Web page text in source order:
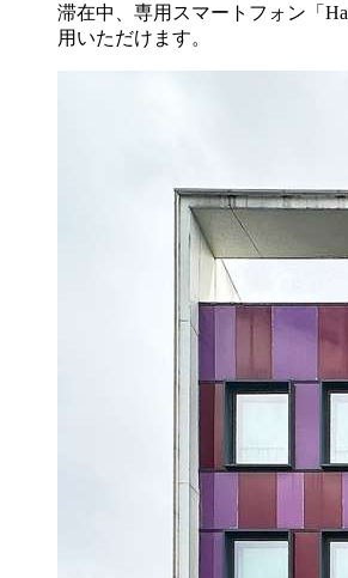
滞在中、専用スマートフォン「
用いただけます。